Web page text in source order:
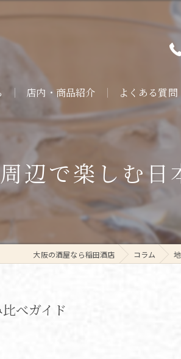
店内・商品紹介 よくある質問
辺で楽しむ日
大阪の酒屋なら稲田酒店 コラム
べガイド